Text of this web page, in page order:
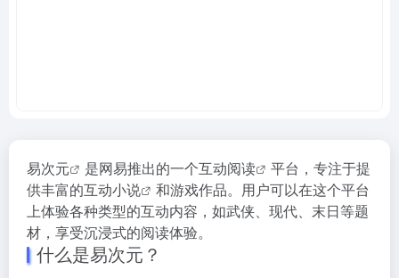
易次元 是网易推出的一个互动阅读
平台，专注于提
供丰富的互动小说
和游戏作品。用户可以在这个平台
上体验各种类型的互动内容，如武侠、现代、末日等题
材，享受沉浸式的阅读体验。
什么是易次元？